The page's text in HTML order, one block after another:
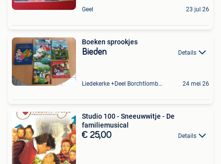
Geel 23 jul 26
Boeken sprookjes
Bieden Details
Liedekerke +Deel Borchtlombeek 24 mei 26
Studio 100 - Sneeuwwitje - De
familiemusical
€ 25,00 Details